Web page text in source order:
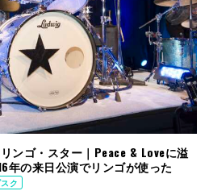
ンゴ・スター｜Peace & Loveに溢
年の来日公演でリンゴが使った
ク